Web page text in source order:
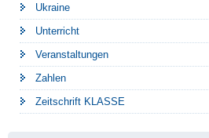
Ukraine
Unterricht
Veranstaltungen
Zahlen
Zeitschrift KLASSE